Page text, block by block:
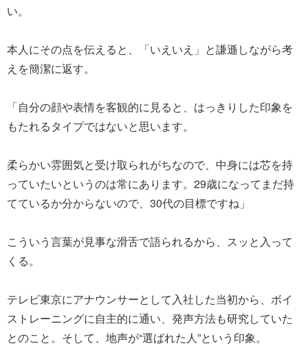
い。
本人にその点を伝えると、「いえいえ」と謙遜しながら考
えを簡潔に返す。
「自分の顔や表情を客観的に見ると、はっきりした印象を
もたれるタイプではないと思います。
柔らかい雰囲気と受け取られがちなので、中身には芯を持
っていたいというのは常にあります。29歳になってまだ持
てているか分からないので、30代の目標ですね」
こういう言葉が見事な滑舌で語られるから、スッと入って
くる。
テレビ東京にアナウンサーとして入社した当初から、ボイ
ストレーニングに自主的に通い、発声方法も研究していた
とのこと。そして、地声が“選ばれた人”という印象。